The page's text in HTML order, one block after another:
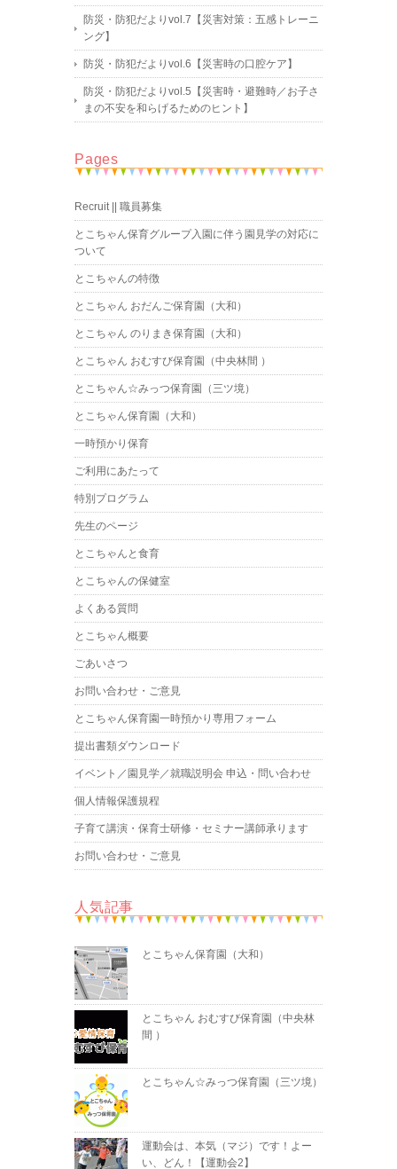
防災・防犯だよりvol.7【災害対策：五感トレーニ
ング】
防災・防犯だよりvol.6【災害時の口腔ケア】
防災・防犯だよりvol.5【災害時・避難時／お子さ
まの不安を和らげるためのヒント】
Pages
Recruit || 職員募集
とこちゃん保育グループ入園に伴う園見学の対応に
ついて
とこちゃんの特徴
とこちゃん おだんご保育園（大和）
とこちゃん のりまき保育園（大和）
とこちゃん おむすび保育園（中央林間 ）
とこちゃん☆みっつ保育園（三ツ境）
とこちゃん保育園（大和）
一時預かり保育
ご利用にあたって
特別プログラム
先生のページ
とこちゃんと食育
とこちゃんの保健室
よくある質問
とこちゃん概要
ごあいさつ
お問い合わせ・ご意見
とこちゃん保育園一時預かり専用フォーム
提出書類ダウンロード
イベント／園見学／就職説明会 申込・問い合わせ
個人情報保護規程
子育て講演・保育士研修・セミナー講師承ります
お問い合わせ・ご意見
人気記事
とこちゃん保育園（大和）
とこちゃん おむすび保育園（中央林
間 ）
とこちゃん☆みっつ保育園（三ツ境）
運動会は、本気（マジ）です！よー
い、どん！【運動会2】